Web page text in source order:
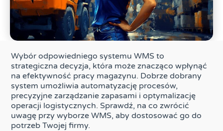
Wybór odpowiedniego systemu WMS to
strategiczna decyzja, która może znacząco wpłynąć
na efektywność pracy magazynu. Dobrze dobrany
system umożliwia automatyzację procesów,
precyzyjne zarządzanie zapasami i optymalizację
operacji logistycznych. Sprawdź, na co zwrócić
uwagę przy wyborze WMS, aby dostosować go do
potrzeb Twojej firmy.